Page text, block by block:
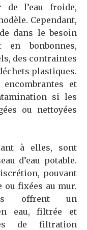
de l’eau froide,
Cependant,
dans le besoin
en bonbonnes,
des contraintes
plastiques.
et
si les
ou nettoyées
à elles, sont
d’eau potable.
pouvant
ou fixées au mur.
offrent un
eau, filtrée et
de filtration